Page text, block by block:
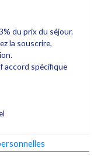
du prix du séjour.
la souscrire,
accord spécifique